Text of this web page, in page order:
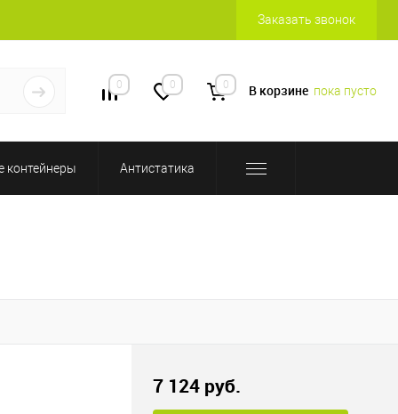
Заказать звонок
0 0 0 В корзине пока пусто
контейнеры Антистатика
7 124 руб.